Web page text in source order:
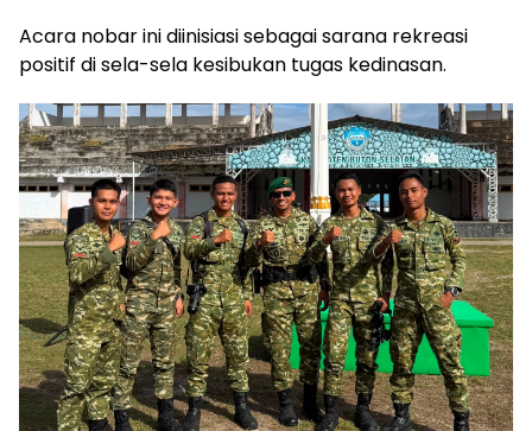
Acara nobar ini diinisiasi sebagai sarana rekreasi
positif di sela-sela kesibukan tugas kedinasan.